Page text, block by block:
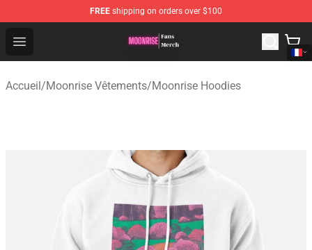
FREE shipping on orders over $100
Open menu
Moonrise Store - Official Moonrise Merchandise Shop
Accueil/Moonrise Vêtements/Moonrise Hoodies